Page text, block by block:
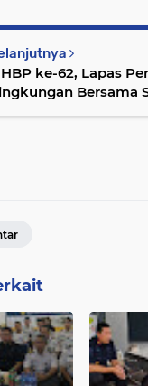
ke-62, Lapas
Bersama